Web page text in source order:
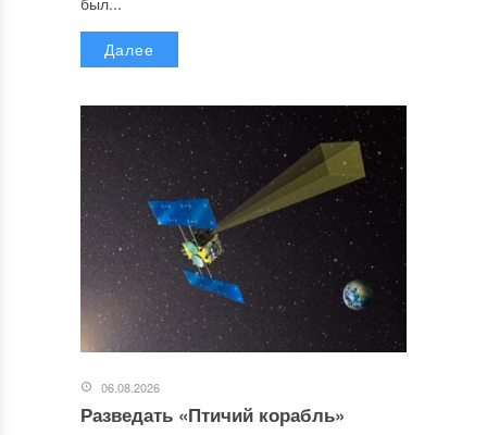
Далее
06.08.2026
Разведать «Птичий корабль»